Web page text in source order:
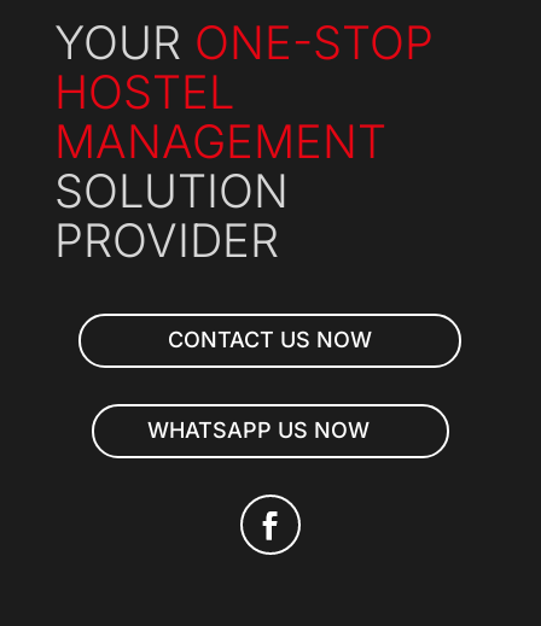
YOUR ONE-STOP
HOSTEL
MANAGEMENT
SOLUTION
PROVIDER
CONTACT US NOW
WHATSAPP US NOW